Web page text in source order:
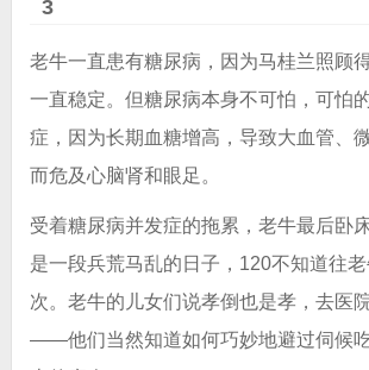
3
老牛一直患有糖尿病，因为马桂兰照顾
一直稳定。但糖尿病本身不可怕，可怕
症，因为长期血糖增高，导致大血管、
而危及心脑肾和眼足。
受着糖尿病并发症的拖累，老牛最后卧
是一段兵荒马乱的日子，120不知道往
次。老牛的儿女们说孝倒也是孝，去医
——他们当然知道如何巧妙地避过伺候